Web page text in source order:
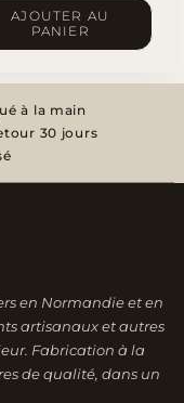
AJOUTER AU
PANIER
à la main
30 jours
en Normandie et en
artisanaux et autres
Fabrication à la
de qualité, dans un